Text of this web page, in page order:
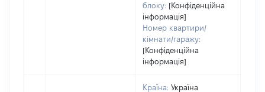
блоку: [Конфіденційна
інформація]
Номер квартири/
кімнати/гаражу:
[Конфіденційна
інформація]
Країна: Україна